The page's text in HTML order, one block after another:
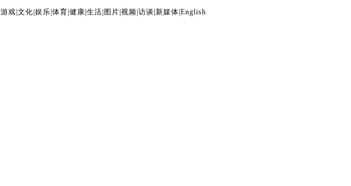
游戏 文化 娱乐 体育 健康 生活 图片 视频 访谈 新媒体 English